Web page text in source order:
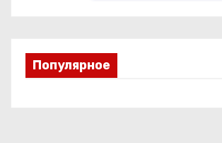
Популярное